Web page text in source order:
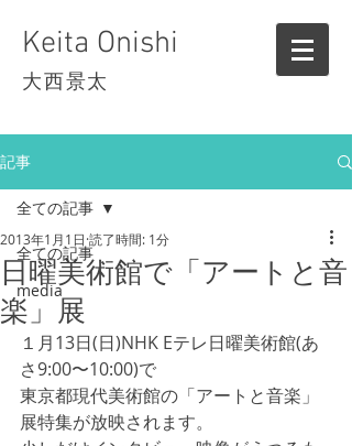
Keita Onishi
大西景太
記事
全ての記事
media
全ての記事
日曜美術館で「アートと音
楽」展
2013年1月1日 読了時間: 1分
１月13日(日)NHK Eテレ日曜美術館(あ
さ9:00〜10:00)で
東京都現代美術館の「アートと音楽」
展特集が放映されます。